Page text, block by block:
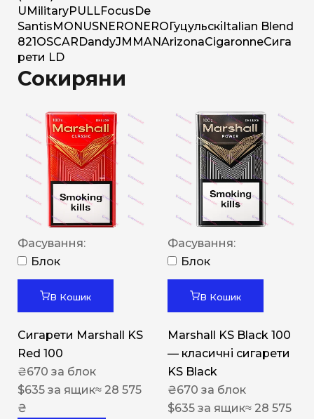
U MilitaryPULLFocus De
Santis MONUSNERO NERO Гуцульскі Italian Blend
821 OSCAR DandyJM MANArizonaCigaronneСига
рети LD
Сокиряни
Фасування:
Блок
В Кошик
Сигарети Marshall KS
Red 100
₴670 за блок
$635 за ящик≈ 28 575
₴
Фасування:
Блок
В Кошик
Marshall KS Black 100
— класичні сигарети
KS Black
₴670 за блок
$635 за ящик≈ 28 575